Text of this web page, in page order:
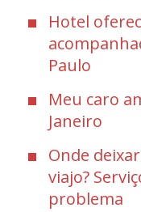
Hotel
Paulo
Meu caro
Janeiro
Onde
viajo?
problema